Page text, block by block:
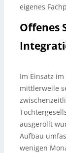
eigenes
Offenes
Im Einsatz
mittlerweile
ausgerollt
Aufbau
wenigen